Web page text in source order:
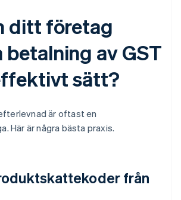
ditt företag
betalning av GST
sätt?
är oftast en
Här är några bästa praxis.
från